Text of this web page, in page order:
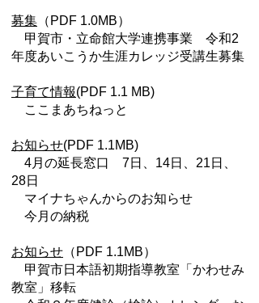
募集 （PDF 1.0MB）
甲賀市・立命館大学連携事業 令和2
年度あいこうか生涯カレッジ受講生募集
子育て情報(PDF 1.1 MB)
ここまあちねっと
お知らせ(PDF 1.1MB)
4月の延長窓口 7日、14日、21日、
28日
マイナちゃんからのお知らせ
今月の納税
お知らせ （PDF 1.1MB）
甲賀市日本語初期指導教室「かわせみ
教室」移転